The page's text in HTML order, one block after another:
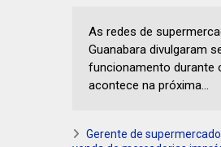
As redes de
Guanabara divulgaram
funcionamento durante
acontece na próxima...
Gerente de